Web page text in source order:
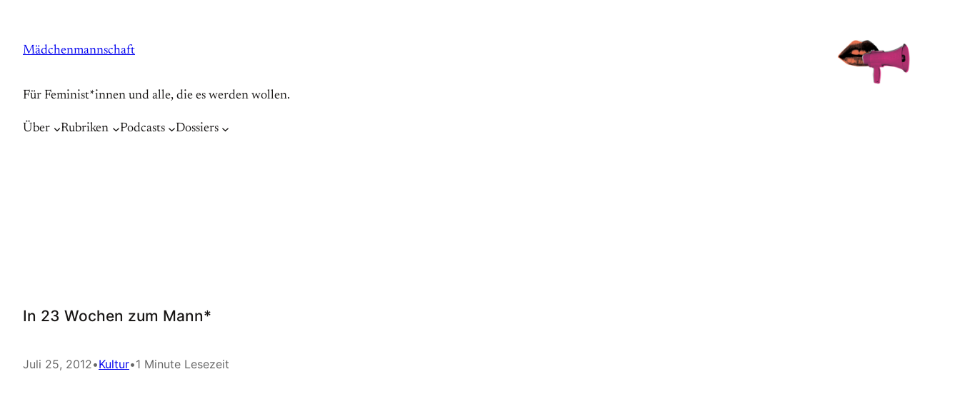
springen
Mädchenmannschaft
Für Feminist*innen und alle, die es werden wollen.
Über Rubriken Podcasts Dossiers
In 23 Wochen zum Mann*
Juli 25, 2012•Kultur•1 Minute Lesezeit